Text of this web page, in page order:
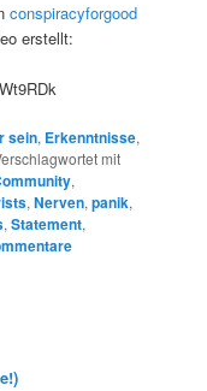
conspiracyforgood
erstellt:
sein, Erkenntnisse,
mit
,
,Nerven,panik,
,Statement,